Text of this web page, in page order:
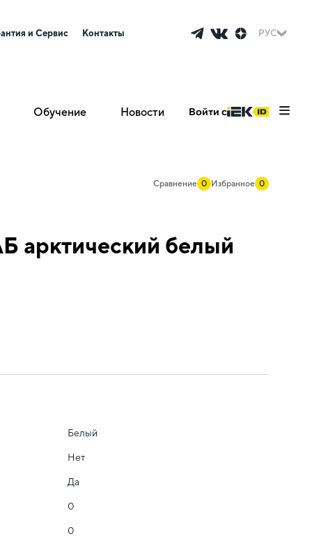
и Сервис Контакты РУС
Обучение Новости Войти с
Сравнение 0 Избранное 0
арктический белый
Белый
Нет
Да
0
0